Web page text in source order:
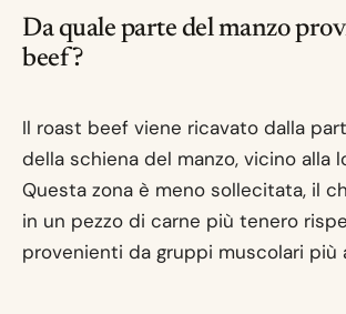
Da quale parte del manzo
beef?
Il roast beef viene ricavato dalla
della schiena del manzo, vicino alla
Questa zona è meno sollecitata, il
in un pezzo di carne più tenero
provenienti da gruppi muscolari più